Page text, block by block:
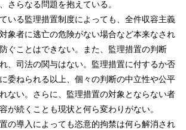
さらなる問題を抱えている。
いる監理措置制度によっても、全件収容主義
象者に逃亡の危険がない場合など本来なされ
ぐことはできない。また、監理措置の判断
、司法の関与はない。監理措置に付するか否
委ねられる以上、個々の判断の中立性や公平
ない。さらに、監理措置の対象とならない者
が続くことも現状と何ら変わりがない。
の導入によっても恣意的拘禁は何ら解消され